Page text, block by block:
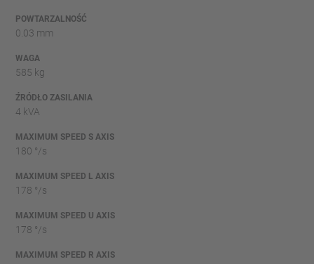
POWTARZALNOŚĆ
0.03 mm
WAGA
585 kg
ŹRÓDŁO ZASILANIA
4 kVA
MAXIMUM SPEED S AXIS
180 °/s
MAXIMUM SPEED L AXIS
178 °/s
MAXIMUM SPEED U AXIS
178 °/s
MAXIMUM SPEED R AXIS